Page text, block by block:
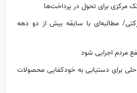
مرکزی برای تحول در پرداخت‌ها
مطالبه‌ای با سابقه بیش از دو دهه
مردم اجرایی شود
حلی برای دستیابی به خودکفایی محصولات